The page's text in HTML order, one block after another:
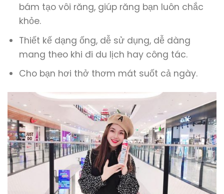
bám tạo vôi răng, giúp răng bạn luôn chắc
khỏe.
Thiết kế dạng ống, dễ sử dụng, dễ dàng
mang theo khi đi du lịch hay công tác.
Cho bạn hơi thở thơm mát suốt cả ngày.